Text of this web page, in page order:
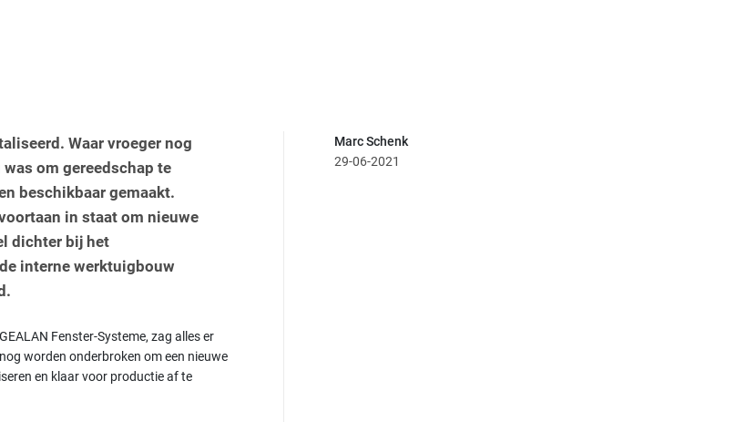
Waar vroeger nog
om gereedschap te
beschikbaar gemaakt.
in staat om nieuwe
dichter bij het
interne werktuigbouw
Fenster-Systeme, zag alles er
worden onderbroken om een nieuwe
en klaar voor productie af te
Marc Schenk
29-06-2021